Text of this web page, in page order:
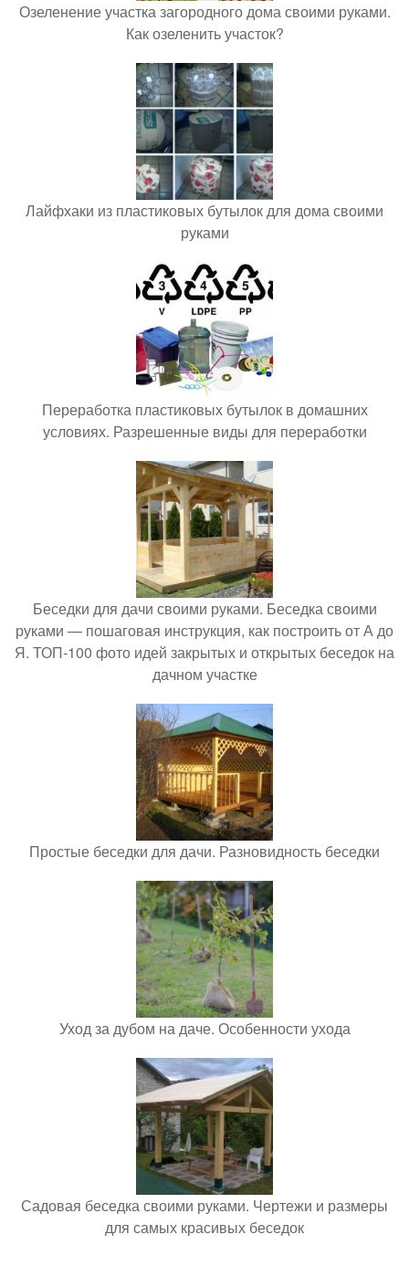
Озеленение участка загородного дома своими руками.
Как озеленить участок?
Лайфхаки из пластиковых бутылок для дома своими
руками
Переработка пластиковых бутылок в домашних
условиях. Разрешенные виды для переработки
Беседки для дачи своими руками. Беседка своими
руками — пошаговая инструкция, как построить от А до
Я. ТОП-100 фото идей закрытых и открытых беседок на
дачном участке
Простые беседки для дачи. Разновидность беседки
Уход за дубом на даче. Особенности ухода
Садовая беседка своими руками. Чертежи и размеры
для самых красивых беседок